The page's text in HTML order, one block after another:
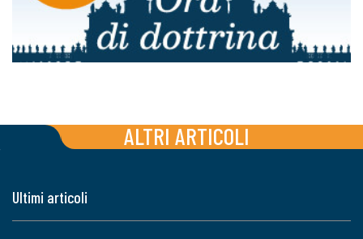
ALTRI ARTICOLI
Ultimi articoli